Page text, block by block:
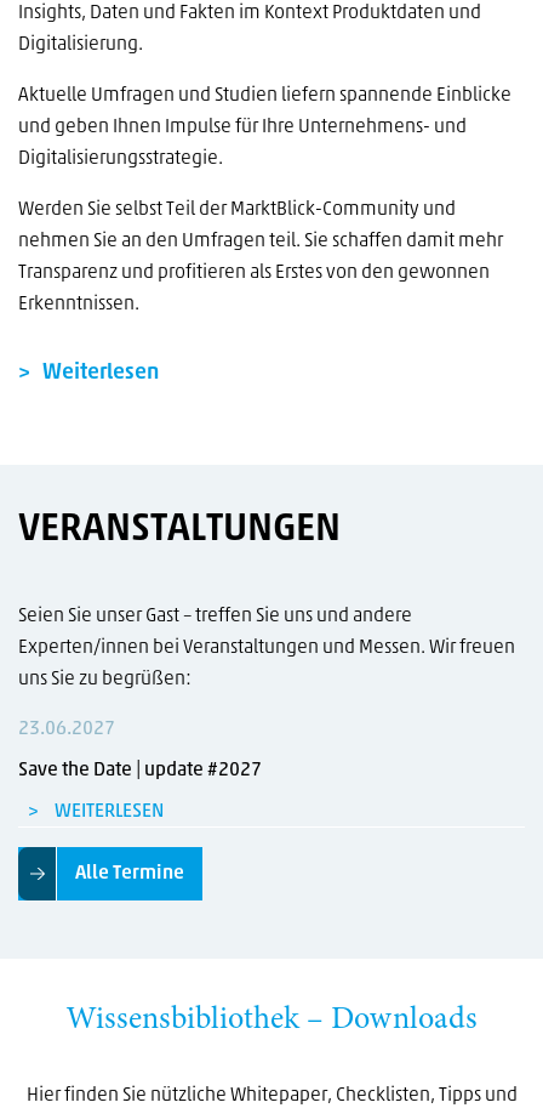
Insights, Daten und Fakten im Kontext Produktdaten und
Digitalisierung.
Aktuelle Umfragen und Studien liefern spannende Einblicke
und geben Ihnen Impulse für Ihre Unternehmens- und
Digitalisierungsstrategie.
Werden Sie selbst Teil der MarktBlick-Community und
nehmen Sie an den Umfragen teil. Sie schaffen damit mehr
Transparenz und profitieren als Erstes von den gewonnen
Erkenntnissen.
Weiterlesen
VERANSTALTUNGEN
Seien Sie unser Gast – treffen Sie uns und andere
Experten/innen bei Veranstaltungen und Messen. Wir freuen
uns Sie zu begrüßen:
23.06.2027
Save the Date | update #2027
WEITERLESEN
Alle Termine
Wissensbibliothek – Downloads
Hier finden Sie nützliche Whitepaper, Checklisten, Tipps und